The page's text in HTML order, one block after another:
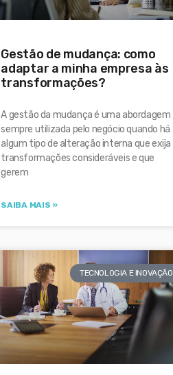
Gestão de mudança: como
adaptar a minha empresa às
transformações?
A gestão da mudança é uma abordagem
sempre utilizada pelo negócio quando há
algum tipo de alteração interna que exija
transformações consideráveis e que
gerem
SAIBA MAIS »
TECNOLOGIA E INOVAÇÃO